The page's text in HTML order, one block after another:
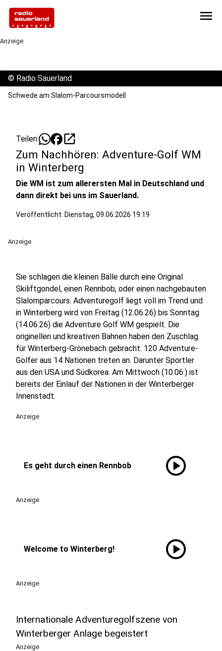
menu
Anzeige
© Radio Sauerland
Schwede am Slalom-Parcoursmodell
Teilen: open_in_new
Zum Nachhören: Adventure-Golf WM
in Winterberg
Die WM ist zum allerersten Mal in Deutschland und
dann direkt bei uns im Sauerland.
Veröffentlicht: Dienstag, 09.06.2026 19:19
Anzeige
Sie schlagen die kleinen Bälle durch eine Original
Skiliftgondel, einen Rennbob, oder einen nachgebauten
Slalomparcours. Adventuregolf liegt voll im Trend und
in Winterberg wird von Freitag (12.06.26) bis Sonntag
(14.06.26) die Adventure Golf WM gespielt. Die
originellen und kreativen Bahnen haben den Zuschlag
für Winterberg-Grönebach gebracht. 120 Adventure-
Golfer aus 14 Nationen treten an. Darunter Sportler
aus den USA und Südkorea. Am Mittwoch (10.06.) ist
bereits der Einlauf der Nationen in der Winterberger
Innenstadt.
Anzeige
Es geht durch einen Rennbob play_circle
Anzeige
Welcome to Winterberg! play_circle
Anzeige
Internationale Adventuregolfszene von
Winterberger Anlage begeistert
Anzeige